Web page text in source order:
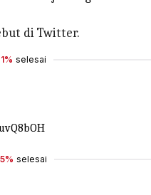
di Twitter.
selesai
selesai